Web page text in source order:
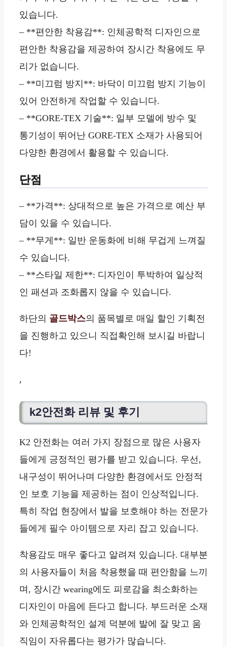
있습니다.
– **편안한 착용감**: 인체공학적 디자인으로
편안한 착용감을 제공하여 장시간 착용에도 무
리가 없습니다.
– **미끄럼 방지**: 바닥이 미끄럼 방지 기능이
있어 안전하게 작업할 수 있습니다.
– **GORE-TEX 기술**: 일부 모델에 방수 및
통기성이 뛰어난 GORE-TEX 소재가 사용되어
다양한 환경에서 활용할 수 있습니다.
단점
– **가격**: 상대적으로 높은 가격으로 예산 부
담이 있을 수 있습니다.
– **무게**: 일반 운동화에 비해 무겁게 느껴질
수 있습니다.
– **스타일 제한**: 디자인이 투박하여 일상적
인 패션과 조화롭지 않을 수 있습니다.
하단의 골드박스의 품목별로 매일 할인 기획전
을 진행하고 있으니 직접확인해 보시길 바랍니
다!
,
k2안전화 리뷰 및 후기
K2 안전화는 여러 가지 장점으로 많은 사용자
들에게 긍정적인 평가를 받고 있습니다. 우선,
내구성이 뛰어나며 다양한 환경에서도 안정적
인 보호 기능을 제공하는 점이 인상적입니다.
특히 작업 현장에서 발을 보호해야 하는 전문가
들에게 필수 아이템으로 자리 잡고 있습니다.
착용감도 매우 좋다고 알려져 있습니다. 대부분
의 사용자들이 처음 착용했을 때 편안함을 느끼
며, 장시간 wearing에도 피로감을 최소화하는
디자인이 마음에 든다고 합니다. 부드러운 소재
와 인체공학적인 설계 덕분에 발에 잘 맞고 움
직임이 자유롭다는 평가가 많습니다.